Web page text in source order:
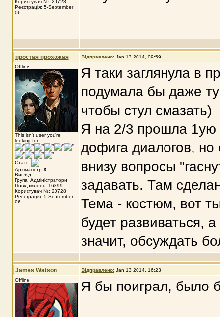
Користувач №: 20728
Реєстрація: 5-September
06
простая прохожая Відправлено: Jan 13 2014, 09:59
Offline
This isn't user you're
looking for
Стать:
Архімагістр X
Вигляд: --
Група: Адміністратори
Повідомлень: 16899
Користувач №: 20728
Реєстрація: 5-September
06
Я таки заглянула в
подумала бы даже
чтобы стул смазать)
Я на 2/3 прошла 1ую
дофига диалогов,
внизу вопросы
задавать. Там
Тема - костюм, вот
будет развиваться,
значит, обсуждать
James Watson Відправлено: Jan 13 2014, 16:23
Offline
Я бы поиграл, было